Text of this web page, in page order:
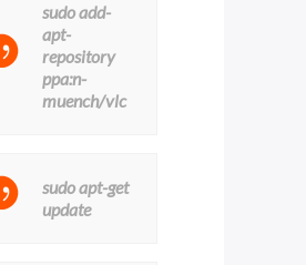
sudo add-
apt-
repository
ppa:n-
muench/vlc
sudo apt-get
update